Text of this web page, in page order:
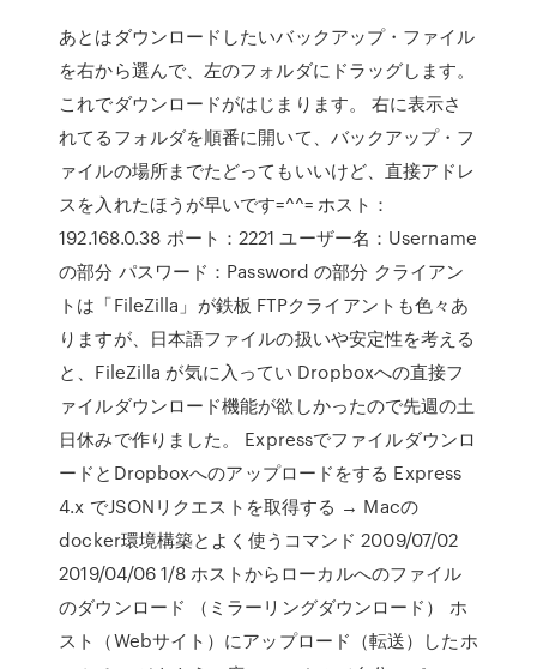
あとはダウンロードしたいバックアップ・ファイル
を右から選んで、左のフォルダにドラッグします。
これでダウンロードがはじまります。 右に表示さ
れてるフォルダを順番に開いて、バックアップ・フ
ァイルの場所までたどってもいいけど、直接アドレ
スを入れたほうが早いです=^^= ホスト：
192.168.0.38 ポート：2221 ユーザー名：Username
の部分 パスワード：Password の部分 クライアン
トは「FileZilla」が鉄板 FTPクライアントも色々あ
りますが、日本語ファイルの扱いや安定性を考える
と、FileZilla が気に入ってい Dropboxへの直接フ
ァイルダウンロード機能が欲しかったので先週の土
日休みで作りました。 Expressでファイルダウンロ
ードとDropboxへのアップロードをする Express
4.x でJSONリクエストを取得する → Macの
docker環境構築とよく使うコマンド 2009/07/02
2019/04/06 1/8 ホストからローカルへのファイル
のダウンロード （ミラーリングダウンロード） ホ
スト（Webサイト）にアップロード（転送）したホ